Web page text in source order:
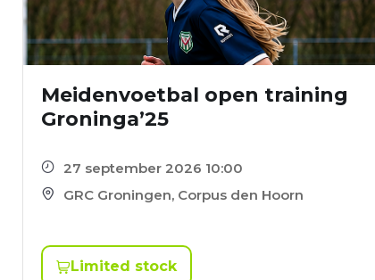
Meidenvoetbal open training
Groninga’25
27 september 2026 10:00
GRC Groningen, Corpus den Hoorn
Limited stock